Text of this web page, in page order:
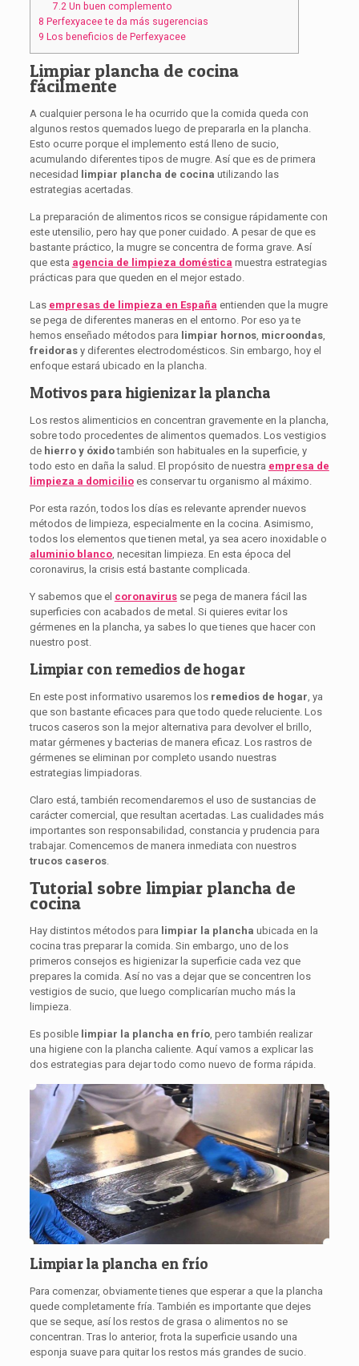
7.2 Un buen complemento
8 Perfexyacee te da más sugerencias
9 Los beneficios de Perfexyacee
Limpiar plancha de cocina
fácilmente
A cualquier persona le ha ocurrido que la comida queda con
algunos restos quemados luego de prepararla en la plancha.
Esto ocurre porque el implemento está lleno de sucio,
acumulando diferentes tipos de mugre. Así que es de primera
necesidad
limpiar plancha de cocina utilizando las
estrategias acertadas.
La preparación de alimentos ricos se consigue rápidamente con
este utensilio, pero hay que poner cuidado. A pesar de que es
bastante práctico, la mugre se concentra de forma grave. Así
que esta agencia de limpieza doméstica muestra estrategias
prácticas para que queden en el mejor estado.
Las empresas de limpieza en España entienden que la mugre
se pega de diferentes maneras en el entorno. Por eso ya te
hemos enseñado métodos para limpiar hornos, microondas,
freidorasy diferentes electrodomésticos. Sin embargo, hoy el
enfoque estará ubicado en la plancha.
Motivos para higienizar la plancha
Los restos alimenticios en concentran gravemente en la plancha,
sobre todo procedentes de alimentos quemados. Los vestigios
de hierro y óxidotambién son habituales en la superficie, y
todo esto en daña la salud. El propósito de nuestra empresa de
limpieza a domicilioes conservar tu organismo al máximo.
Por esta razón, todos los días es relevante aprender nuevos
métodos de limpieza, especialmente en la cocina. Asimismo,
todos los elementos que tienen metal, ya sea acero inoxidable o
aluminio blanco, necesitan limpieza. En esta época del
coronavirus, la crisis está bastante complicada.
Y sabemos que el coronavirusse pega de manera fácil las
superficies con acabados de metal. Si quieres evitar los
gérmenes en la plancha, ya sabes lo que tienes que hacer con
nuestro post.
Limpiar con remedios de hogar
En este post informativo usaremos los remedios de hogar, ya
que son bastante eficaces para que todo quede reluciente. Los
trucos caseros son la mejor alternativa para devolver el brillo,
matar gérmenes y bacterias de manera eficaz. Los rastros de
gérmenes se eliminan por completo usando nuestras
estrategias limpiadoras.
Claro está, también recomendaremos el uso de sustancias de
carácter comercial, que resultan acertadas. Las cualidades más
importantes son responsabilidad, constancia y prudencia para
trabajar. Comencemos de manera inmediata con nuestros
trucos caseros.
Tutorial sobre limpiar plancha de
cocina
Hay distintos métodos para limpiar la plancha ubicada en la
cocina tras preparar la comida. Sin embargo, uno de los
primeros consejos es higienizar la superficie cada vez que
prepares la comida. Así no vas a dejar que se concentren los
vestigios de sucio, que luego complicarían mucho más la
limpieza.
Es posible limpiar la plancha en frío, pero también realizar
una higiene con la plancha caliente. Aquí vamos a explicar las
dos estrategias para dejar todo como nuevo de forma rápida.
Limpiar la plancha en frío
Para comenzar, obviamente tienes que esperar a que la plancha
quede completamente fría. También es importante que dejes
que se seque, así los restos de grasa o alimentos no se
concentran. Tras lo anterior, frota la superficie usando una
esponja suave para quitar los restos más grandes de sucio.